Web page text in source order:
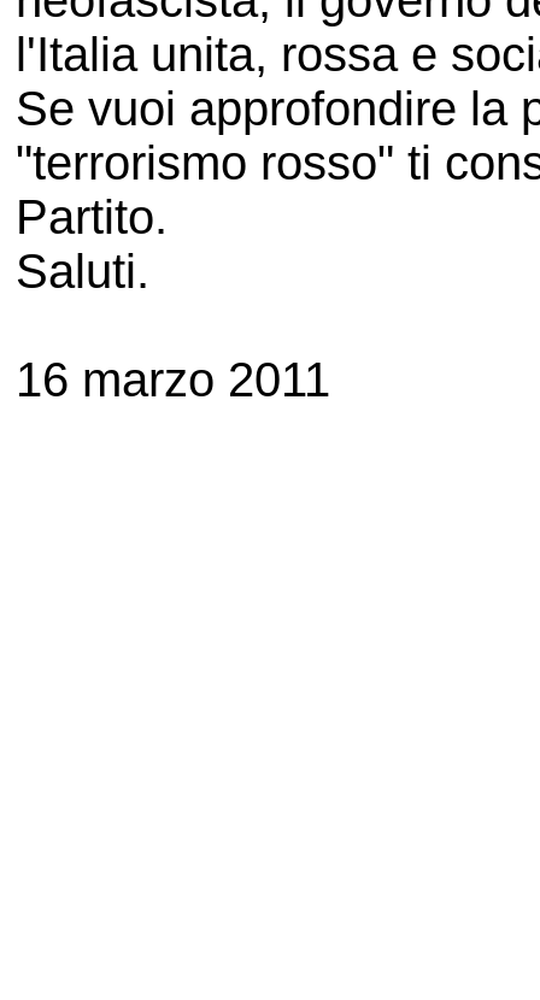
l'Italia unita, rossa e
Se vuoi approfondire la
"terrorismo rosso" ti
Partito.
Saluti.
16 marzo 2011